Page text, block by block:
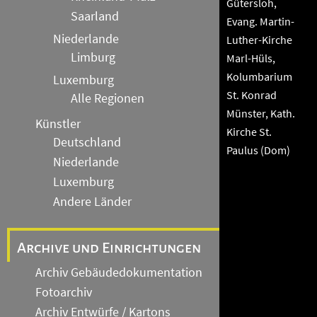
Saarland
Niederlande
Limburg
Luxemburg
Alle Regionen
Künstler
Deutschland
Niederlande
Luxemburg
Andere Länder
Archive und Einrichtungen
Archiv Gebäudedokumentation
Fotoarchiv
Archiv Entwürfe / Kartons
Gütersloh,
Evang. Martin-
Luther-Kirche
Marl-Hüls,
Kolumbarium
St. Konrad
Münster, Kath.
Kirche St.
Paulus (Dom)